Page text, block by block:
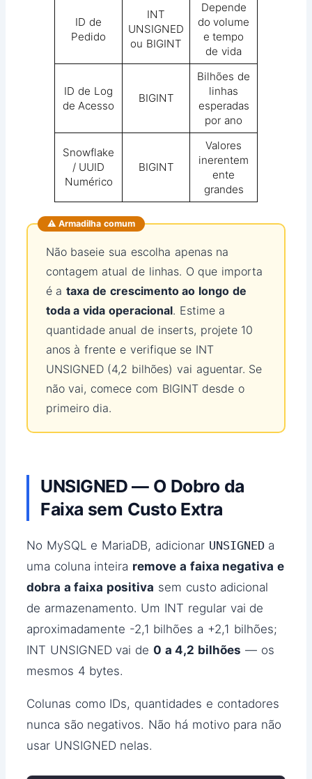
ID de
Pedido
INT
UNSIGNED
ou BIGINT
Depende
do volume
e tempo
de vida
ID de Log
de Acesso
BIGINT
Bilhões de
linhas
esperadas
por ano
Snowflake
/ UUID
Numérico
BIGINT
Valores
inerentem
ente
grandes
⚠️ Armadilha comum
Não baseie sua escolha apenas na
contagem atual de linhas. O que importa
é ataxa de crescimento ao longo de
toda a vida operacional. Estime a
quantidade anual de inserts, projete 10
anos à frente e verifique se INT
UNSIGNED (4,2 bilhões) vai aguentar. Se
não vai, comece com BIGINT desde o
primeiro dia.
UNSIGNED — O Dobro da
Faixa sem Custo Extra
No MySQL e MariaDB, adicionar UNSIGNEDa
uma coluna inteira remove a faixa negativa e
dobra a faixa positiva sem custo adicional
de armazenamento. Um INT regular vai de
aproximadamente -2,1 bilhões a +2,1 bilhões;
INT UNSIGNED vai de 0 a 4,2 bilhões — os
mesmos 4 bytes.
Colunas como IDs, quantidades e contadores
nunca são negativos. Não há motivo para não
usar UNSIGNED nelas.